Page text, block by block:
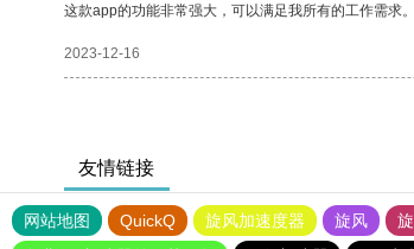
这款app的功能非常强大，可以满足我所有的工作需求
2023-12-16
友情链接
网站地图 QuickQ 旋风加速度器 旋风